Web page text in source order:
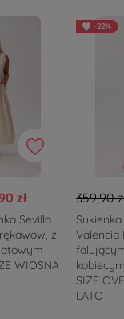
zł
Sevilla
z
WIOSNA
-22%
359,90
Valencia
SIZE
LATO